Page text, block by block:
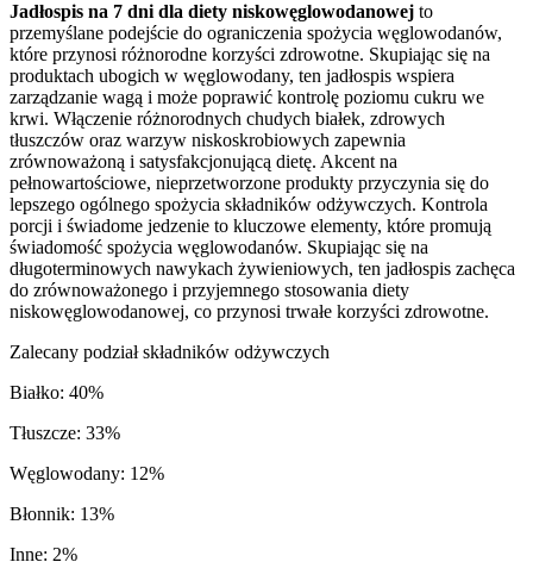
Jadłospis na 7 dni dla diety niskowęglowodanowej to
przemyślane podejście do ograniczenia spożycia węglowodanów,
które przynosi różnorodne korzyści zdrowotne. Skupiając się na
produktach ubogich w węglowodany, ten jadłospis wspiera
zarządzanie wagą i może poprawić kontrolę poziomu cukru we
krwi. Włączenie różnorodnych chudych białek, zdrowych
tłuszczów oraz warzyw niskoskrobiowych zapewnia
zrównoważoną i satysfakcjonującą dietę. Akcent na
pełnowartościowe, nieprzetworzone produkty przyczynia się do
lepszego ogólnego spożycia składników odżywczych. Kontrola
porcji i świadome jedzenie to kluczowe elementy, które promują
świadomość spożycia węglowodanów. Skupiając się na
długoterminowych nawykach żywieniowych, ten jadłospis zachęca
do zrównoważonego i przyjemnego stosowania diety
niskowęglowodanowej, co przynosi trwałe korzyści zdrowotne.
Zalecany podział składników odżywczych
Białko: 40%
Tłuszcze: 33%
Węglowodany: 12%
Błonnik: 13%
Inne: 2%